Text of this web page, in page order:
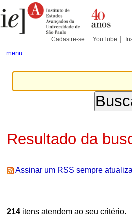
para
conteúdo.
Pessoais
Cadastre-se YouTube
menu
Resultado da
Assinar um RSS sempre
214itens atendem ao seu critério.